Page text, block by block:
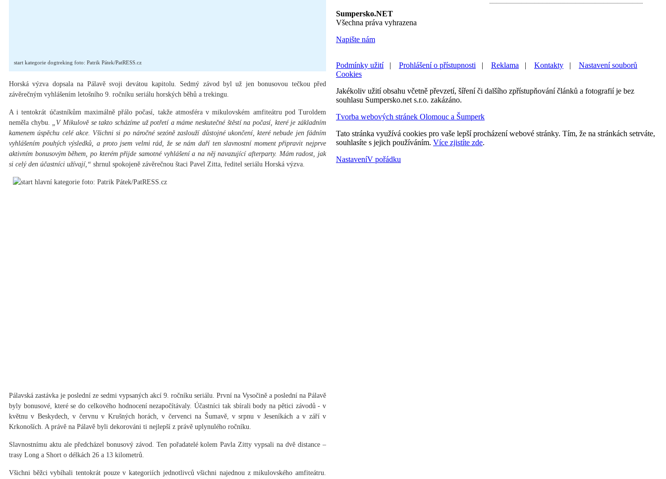
start kategorie dogtreking foto: Patrik Pátek/PatRESS.cz
Horská výzva dopsala na Pálavě svoji devátou kapitolu. Sedmý závod byl už jen bonusovou tečkou před
závěrečným vyhlášením letošního 9. ročníku seriálu horských běhů a trekingu.
A i tentokrát účastníkům maximálně přálo počasí, takže atmosféra v mikulovském amfiteátru pod Turoldem
neměla chybu. „V Mikulově se takto scházíme už potřetí a máme neskutečné štěstí na počasí, které je základním
kamenem úspěchu celé akce. Všichni si po náročné sezóně zaslouží důstojné ukončení, které nebude jen fádním
vyhlášením pouhých výsledků, a proto jsem velmi rád, že se nám daří ten slavnostní moment připravit nejprve
aktivním bonusovým během, po kterém přijde samotné vyhlášení a na něj navazující afterparty. Mám radost, jak
si celý den účastníci užívají,“ shrnul spokojeně závěrečnou štaci Pavel Zitta, ředitel seriálu Horská výzva.
Pálavská zastávka je poslední ze sedmi vypsaných akcí 9. ročníku seriálu. První na Vysočině a poslední na Pálavě
byly bonusové, které se do celkového hodnocení nezapočítávaly. Účastníci tak sbírali body na pětici závodů - v
květnu v Beskydech, v červnu v Krušných horách, v červenci na Šumavě, v srpnu v Jeseníkách a v září v
Krkonoších. A právě na Pálavě byli dekorováni ti nejlepší z právě uplynulého ročníku.
Slavnostnímu aktu ale předcházel bonusový závod. Ten pořadatelé kolem Pavla Zitty vypsali na dvě distance –
trasy Long a Short o délkách 26 a 13 kilometrů.
Všichni běžci vybíhali tentokrát pouze v kategoriích jednotlivců všichni najednou z mikulovského amfiteátru.
Sumpersko.NET
Všechna práva vyhrazena
Napište nám
Podmínky užití Prohlášení o přístupnosti Reklama Kontakty
Nastavení souborů
Cookies
Jakékoliv užití obsahu včetně převzetí, šíření či dalšího zpřístupňování článků a fotografií je bez
souhlasu Sumpersko.net s.r.o. zakázáno.
Tvorba webových stránek Olomouc a Šumperk
Tato stránka využívá cookies pro vaše lepší procházení webové stránky. Tím, že na stránkách setrváte,
souhlasíte s jejich používáním. Více zjistíte zde.
NastaveníV pořádku